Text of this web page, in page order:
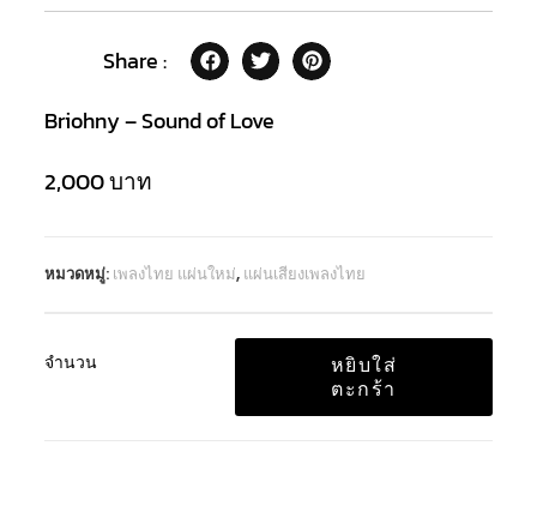
Share :
Briohny – Sound of Love
2,000บาท
หมวดหมู่: เพลงไทย แผ่นใหม่, แผ่นเสียงเพลงไทย
จำนวน
หยิบใส่
ตะกร้า